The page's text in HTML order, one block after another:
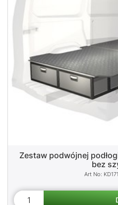
Zestaw podwójnej
bez